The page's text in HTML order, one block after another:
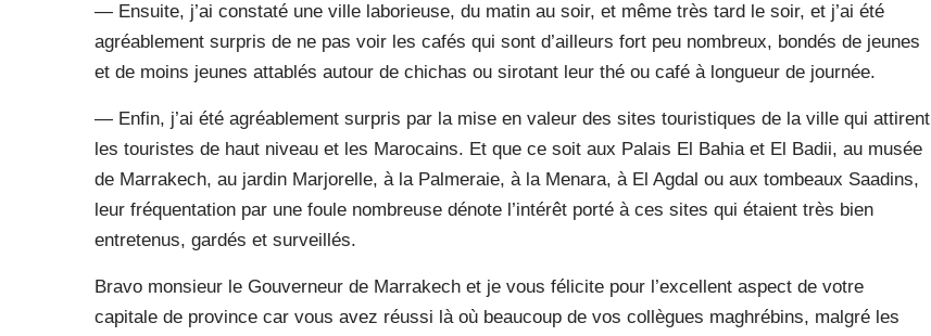
— Ensuite, j’ai constaté une ville laborieuse, du matin au soir, et même très tard le soir, et j’ai été
agréablement surpris de ne pas voir les cafés qui sont d’ailleurs fort peu nombreux, bondés de jeunes
et de moins jeunes attablés autour de chichas ou sirotant leur thé ou café à longueur de journée.
— Enfin, j’ai été agréablement surpris par la mise en valeur des sites touristiques de la ville qui attirent
les touristes de haut niveau et les Marocains. Et que ce soit aux Palais El Bahia et El Badii, au musée
de Marrakech, au jardin Marjorelle, à la Palmeraie, à la Menara, à El Agdal ou aux tombeaux Saadins,
leur fréquentation par une foule nombreuse dénote l’intérêt porté à ces sites qui étaient très bien
entretenus, gardés et surveillés.
Bravo monsieur le Gouverneur de Marrakech et je vous félicite pour l’excellent aspect de votre
capitale de province car vous avez réussi là où beaucoup de vos collègues maghrébins, malgré les